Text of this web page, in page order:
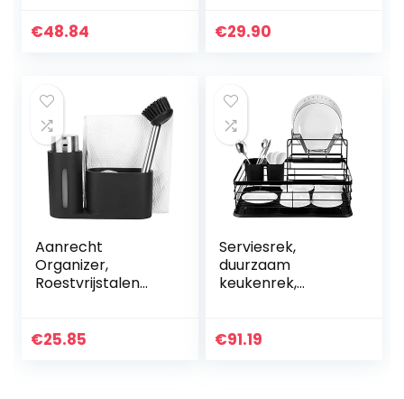
opbergrek voor
€48.84
toepassingen)
€29.90
Aanrecht
Organizer,
Roestvrijstalen
Container
€25.85
Serviesrek,
duurzaam
keukenrek,
gerechten
€91.19